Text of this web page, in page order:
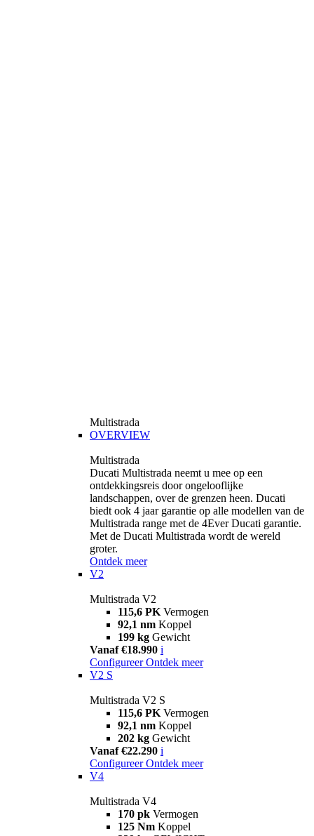
Multistrada
OVERVIEW
Multistrada
Ducati Multistrada neemt u mee op een
ontdekkingsreis door ongelooflijke
landschappen, over de grenzen heen. Ducati
biedt ook 4 jaar garantie op alle modellen van de
Multistrada range met de 4Ever Ducati garantie.
Met de Ducati Multistrada wordt de wereld
groter.
Ontdek meer
V2
Multistrada V2
115,6 PK Vermogen
92,1 nm Koppel
199 kg Gewicht
Vanaf €18.990 i
Configureer Ontdek meer
V2 S
Multistrada V2 S
115,6 PK Vermogen
92,1 nm Koppel
202 kg Gewicht
Vanaf €22.290 i
Configureer Ontdek meer
V4
Multistrada V4
170 pk Vermogen
125 Nm Koppel